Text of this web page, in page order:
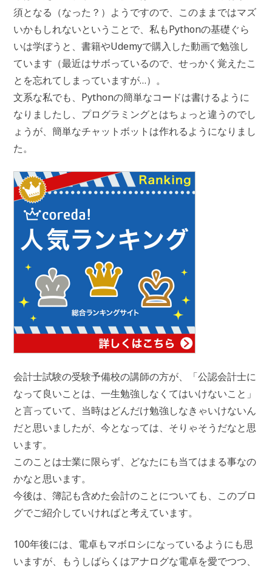
須となる（なった？）ようですので、このままではマズ
いかもしれないということで、私もPythonの基礎ぐら
いは学ぼうと、書籍やUdemyで購入した動画で勉強し
ています（最近はサボっているので、せっかく覚えたこ
とを忘れてしまっていますが…）。
文系な私でも、Pythonの簡単なコードは書けるように
なりましたし、プログラミングとはちょっと違うのでし
ょうが、簡単なチャットボットは作れるようになりまし
た。
会計士試験の受験予備校の講師の方が、「公認会計士に
なって良いことは、一生勉強しなくてはいけないこと」
と言っていて、当時はどんだけ勉強しなきゃいけないん
だと思いましたが、今となっては、そりゃそうだなと思
います。
このことは士業に限らず、どなたにも当てはまる事なの
かなと思います。
今後は、簿記も含めた会計のことについても、このブロ
グでご紹介していければと考えています。
100年後には、電卓もマボロシになっているようにも思
いますが、もうしばらくはアナログな電卓を愛でつつ、